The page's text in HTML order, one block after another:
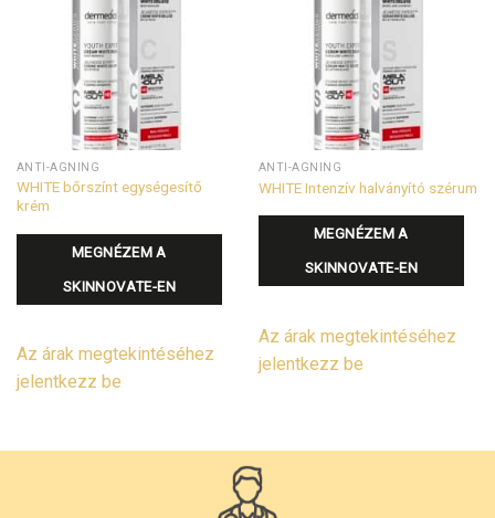
ANTI-AGNING
WHITE bőrszínt egységesítő
krém
MEGNÉZEM A
SKINNOVATE-EN
Az árak megtekintéséhez
jelentkezz be
ANTI-AGNING
WHITE Intenzív halványító szérum
MEGNÉZEM A
SKINNOVATE-EN
Az árak megtekintéséhez
jelentkezz be